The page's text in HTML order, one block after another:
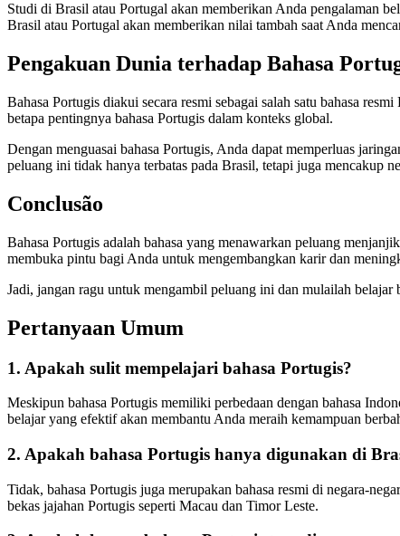
Studi di Brasil atau Portugal akan memberikan Anda pengalaman
Brasil atau Portugal akan memberikan nilai tambah saat Anda
Pengakuan Dunia terhadap Bahasa
Bahasa Portugis diakui secara resmi sebagai salah satu bahasa
betapa pentingnya bahasa Portugis dalam konteks global.
Dengan menguasai bahasa Portugis, Anda dapat memperluas
peluang ini tidak hanya terbatas pada Brasil, tetapi juga mencakup
Conclusão
Bahasa Portugis adalah bahasa yang menawarkan peluang
membuka pintu bagi Anda untuk mengembangkan karir dan
Jadi, jangan ragu untuk mengambil peluang ini dan mulailah
Pertanyaan Umum
1. Apakah sulit mempelajari bahasa Portugis?
Meskipun bahasa Portugis memiliki perbedaan dengan bahasa
belajar yang efektif akan membantu Anda meraih kemampuan
2. Apakah bahasa Portugis hanya digunakan di
Tidak, bahasa Portugis juga merupakan bahasa resmi di negara-
bekas jajahan Portugis seperti Macau dan Timor Leste.